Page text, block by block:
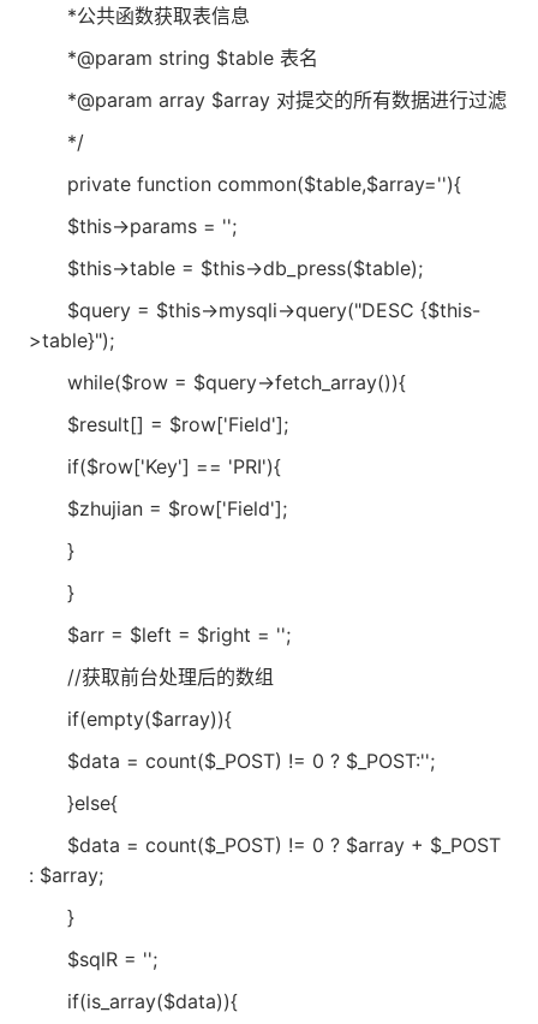
*公共函数获取表信息
*@param string $table 表名
*@param array $array 对提交的所有数据进行过滤
*/
private function common($table,$array=''){
$this->params = '';
$this->table = $this->db_press($table);
$query = $this->mysqli->query("DESC {$this-
>table}");
while($row = $query->fetch_array()){
$result[] = $row['Field'];
if($row['Key'] == 'PRI'){
$zhujian = $row['Field'];
}
}
$arr = $left = $right = '';
//获取前台处理后的数组
if(empty($array)){
$data = count($_POST) != 0 ? $_POST:'';
}else{
$data = count($_POST) != 0 ? $array + $_POST
: $array;
}
$sqlR = '';
if(is_array($data)){